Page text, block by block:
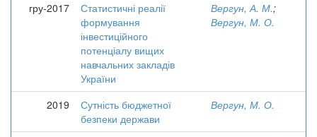
гру-2017
Статистичні реалії
формування
інвестиційного
потенціалу вищих
навчальних закладів
України
Вергун, А. М.;
Вергун, М. О.
2019
Сутність бюджетної
безпеки держави
Вергун, М. О.